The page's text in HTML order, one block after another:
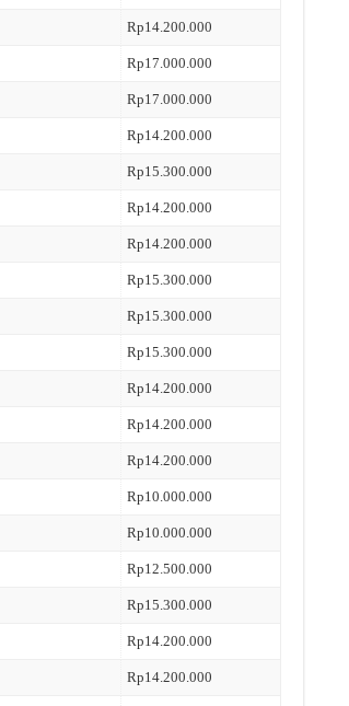
Rp14.200.000
Rp17.000.000
Rp17.000.000
Rp14.200.000
Rp15.300.000
Rp14.200.000
Rp14.200.000
Rp15.300.000
Rp15.300.000
Rp15.300.000
Rp14.200.000
Rp14.200.000
Rp14.200.000
Rp10.000.000
Rp10.000.000
Rp12.500.000
Rp15.300.000
Rp14.200.000
Rp14.200.000